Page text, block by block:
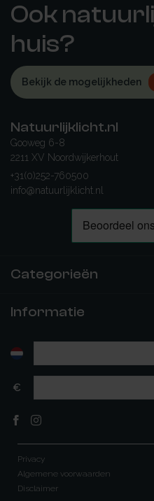
Ook
huis?
Bekijk de mogelijkheden
Natuurlijklicht.nl
Gooweg 6-8
2211 XV Noordwijkerhout
+31(0)252-760500
info@natuurlijklicht.nl
Categorieën
Informatie
€
Privacy
Algemene voorwaarden
Disclaimer